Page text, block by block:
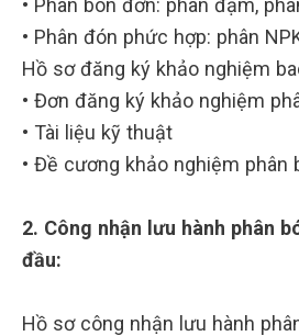
• Phân đón phức hợp: phân
Hồ sơ đăng ký khảo nghiệm
• Đơn đăng ký khảo nghiệm
• Tài liệu kỹ thuật
• Đề cương khảo nghiệm phân
2. Công nhận lưu hành phân
đầu:
Hồ sơ công nhận lưu hành